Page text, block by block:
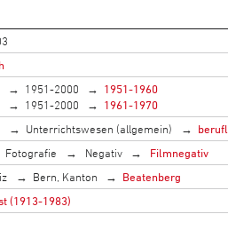
1951-2000
1951-1960
1951-2000
1961-1970
Unterrichtswesen (allgemein)
Fotografie Negativ
Filmnegativ
Bern, Kanton
Beatenberg
(1913-1983)